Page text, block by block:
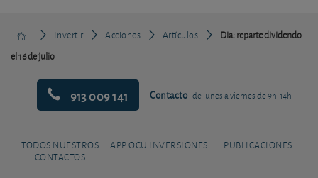
Invertir Acciones Artículos
Dia: reparte dividendo
el 16 de julio
913 009 141 Contacto de lunes a viernes de 9h-14h
TODOS NUESTROS
CONTACTOS
APP OCU INVERSIONES PUBLICACIONES